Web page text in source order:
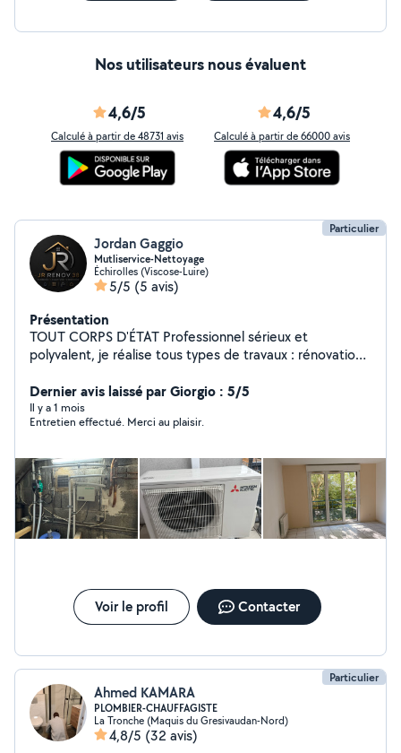
Nos utilisateurs nous évaluent
4,6/5
Calculé à partir de 48731 avis
4,6/5
Calculé à partir de 66000 avis
Particulier
Jordan Gaggio
Mutliservice-Nettoyage
Échirolles (Viscose-Luire)
5/5 (5 avis)
Présentation
TOUT CORPS D'ÉTAT Professionnel sérieux et
polyvalent, je réalise tous types de travaux : rénovation,
meubles, sols, placo, petits dépannages et bien plus.
Travail propre, soigné et efficace. Disponible
rapidement, à l'écoute de vos besoins et toujours
me contacter pour vos projets ou urgences !
Dernier avis laissé par Giorgio : 5/5
Il y a 1 mois
Entretien effectué. Merci au plaisir.
Voir le profil Contacter
Particulier
Ahmed KAMARA
PLOMBIER-CHAUFFAGISTE
La Tronche (Maquis du Gresivaudan-Nord)
4,8/5 (32 avis)